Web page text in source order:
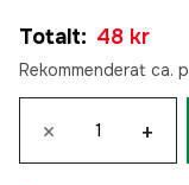
Totalt: 48 kr
Rekommenderat ca.
× +